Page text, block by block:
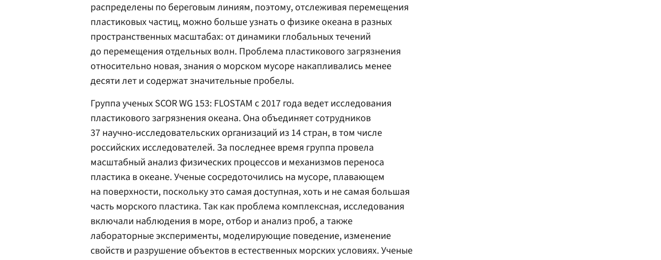
распределены по береговым линиям, поэтому, отслеживая перемещения
пластиковых частиц, можно больше узнать о физике океана в разных
пространственных масштабах: от динамики глобальных течений
до перемещения отдельных волн. Проблема пластикового загрязнения
относительно новая, знания о морском мусоре накапливались менее
десяти лет и содержат значительные пробелы.
Группа ученых SCOR WG 153: FLOSTAM с 2017 года ведет исследования
пластикового загрязнения океана. Она объединяет сотрудников
37 научно-исследовательских организаций из 14 стран, в том числе
российских исследователей. За последнее время группа провела
масштабный анализ физических процессов и механизмов переноса
пластика в океане. Ученые сосредоточились на мусоре, плавающем
на поверхности, поскольку это самая доступная, хоть и не самая большая
часть морского пластика. Так как проблема комплексная, исследования
включали наблюдения в море, отбор и анализ проб, а также
лабораторные эксперименты, моделирующие поведение, изменение
свойств и разрушение объектов в естественных морских условиях. Ученые